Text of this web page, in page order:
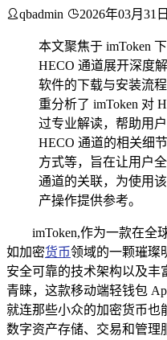
qbadmin 2026年03月31
本文聚焦于 imToken
HECO 通道展开深度
软件的下载与安装流
重分析了 imToken 对
过专业解读，帮助用
HECO 通道的相关细
方式等，旨在让用户
通道的关联，为使用
产操作提供参考。
imToken,作为一款在全
如加密货币领域的一颗璀璨
安全可靠的技术架构以及丰
青睐，这款移动端轻钱包
就连那些小众的加密货币也
数字资产存储、交易和管理